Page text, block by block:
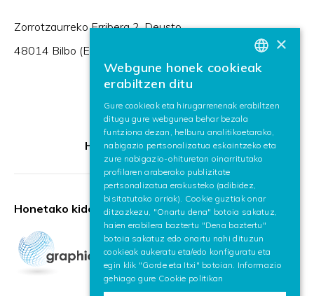
Zorrotzaurreko Erribera 2, Deusto,
48014 Bilbo (Espainia)
HR Excellence in Research
Honetako kidea:
BASQUE
×
Webgune honek cookieak
erabiltzen ditu
Gure cookieak eta hirugarrenenak erabiltzen
ditugu gure webgunea behar bezala
funtziona dezan, helburu analitikoetarako,
nabigazio pertsonalizatua eskaintzeko eta
zure nabigazio-ohituretan oinarritutako
profilaren araberako publizitate
pertsonalizatua erakusteko (adibidez,
bisitatutako orriak). Cookie guztiak onar
ditzazkezu, "Onartu dena" botoia sakatuz,
haien erabilera baztertu "Dena baztertu"
botoia sakatuz edo onartu nahi dituzun
cookieak aukeratu eta/edo konfiguratu eta
egin klik "Gorde eta Itxi" botoian. Informazio
gehiago gure Cookie politikan